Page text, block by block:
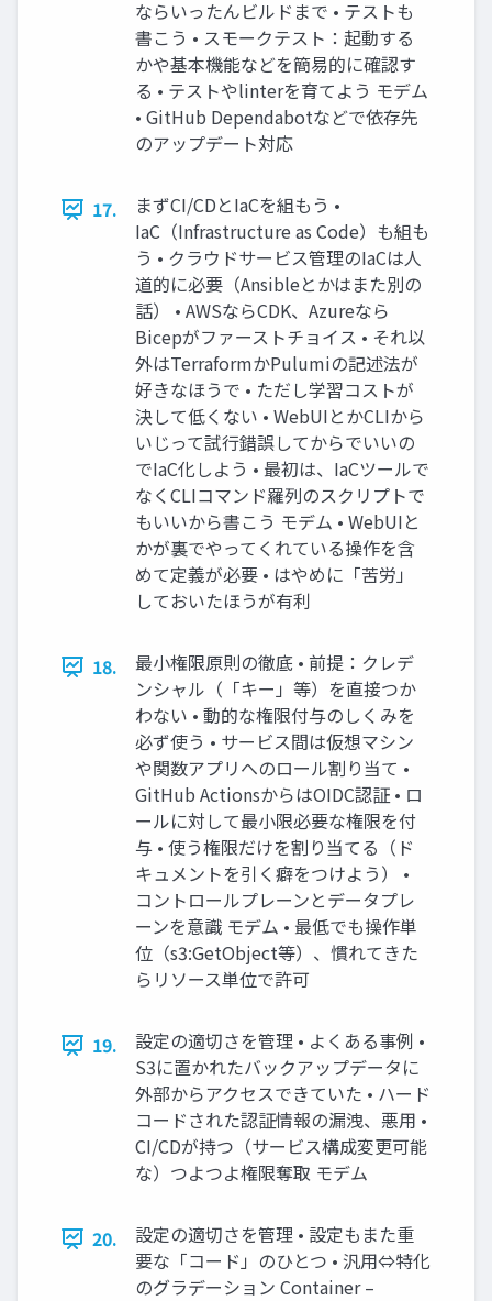
ならいったんビルドまで • テストも
書こう • スモークテスト：起動する
かや基本機能などを簡易的に確認す
る • テストやlinterを育てよう モデム
• GitHub Dependabotなどで依存先
のアップデート対応
17.
まずCI/CDとIaCを組もう •
IaC（Infrastructure as Code）も組も
う • クラウドサービス管理のIaCは人
道的に必要（Ansibleとかはまた別の
話） • AWSならCDK、Azureなら
Bicepがファーストチョイス • それ以
外はTerraformかPulumiの記述法が
好きなほうで • ただし学習コストが
決して低くない • WebUIとかCLIから
いじって試行錯誤してからでいいの
でIaC化しよう • 最初は、IaCツールで
なくCLIコマンド羅列のスクリプトで
もいいから書こう モデム • WebUIと
かが裏でやってくれている操作を含
めて定義が必要 • はやめに「苦労」
しておいたほうが有利
18.
最小権限原則の徹底 • 前提：クレデ
ンシャル（「キー」等）を直接つか
わない • 動的な権限付与のしくみを
必ず使う • サービス間は仮想マシン
や関数アプリへのロール割り当て •
GitHub ActionsからはOIDC認証 • ロ
ールに対して最小限必要な権限を付
与 • 使う権限だけを割り当てる（ド
キュメントを引く癖をつけよう） •
コントロールプレーンとデータプレ
ーンを意識 モデム • 最低でも操作単
位（s3:GetObject等）、慣れてきた
らリソース単位で許可
19.
設定の適切さを管理 • よくある事例 •
S3に置かれたバックアップデータに
外部からアクセスできていた • ハード
コードされた認証情報の漏洩、悪用 •
CI/CDが持つ（サービス構成変更可能
な）つよつよ権限奪取 モデム
20.
設定の適切さを管理 • 設定もまた重
要な「コード」のひとつ • 汎用⇔特化
のグラデーション Container –